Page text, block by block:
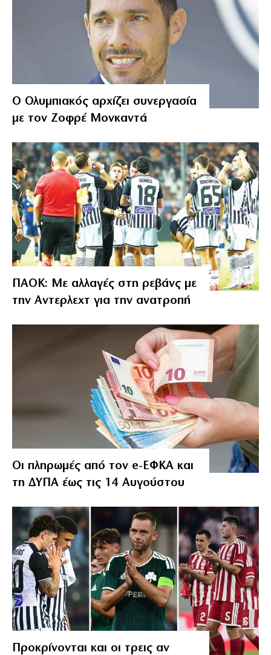
Ο Ολυμπιακός αρχίζει συνεργασία
με τον Ζοφρέ Μονκαντά
ΠΑΟΚ: Με αλλαγές στη ρεβάνς με
την Αντερλεχτ για την ανατροπή
Οι πληρωμές από τον e-ΕΦΚΑ και
τη ΔΥΠΑ έως τις 14 Αυγούστου
Προκρίνονται και οι τρεις αν